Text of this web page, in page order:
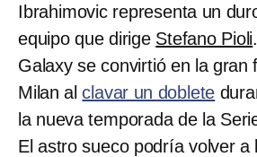
Ibrahimovic representa un
equipo que dirige Stefano Pioli
Galaxy se convirtió en la gran
Milan alclavar un doblete
la nueva temporada de la
El astro sueco podría volver a